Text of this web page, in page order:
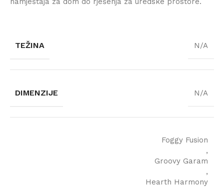
TEŽINA N/A
DIMENZIJE N/A
Foggy Fusion
,
Groovy Garam
,
Hearth Harmony